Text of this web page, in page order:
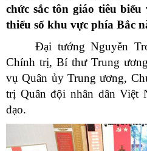
chức sắc tôn giáo tiêu
thiểu số khu vực phía Bắc
Đại tướng Nguyễn
Chính trị, Bí thư Trung
vụ Quân ủy Trung ương,
trị Quân đội nhân dân Việt
đạo.